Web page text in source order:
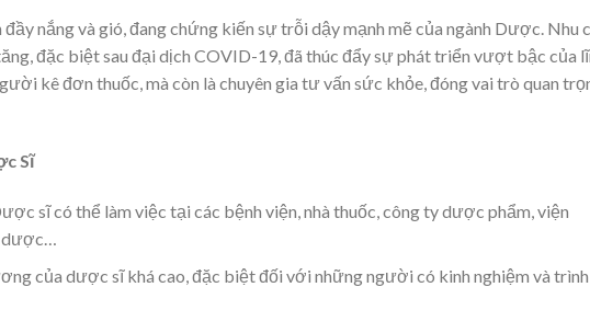
nắng và gió, đang chứng kiến sự trỗi dậy mạnh mẽ của ngành Dược. Nhu
đặc biệt sau đại dịch COVID-19, đã thúc đẩy sự phát triển vượt bậc của
kê đơn thuốc, mà còn là chuyên gia tư vấn sức khỏe, đóng vai trò quan
Sĩ
sĩ có thể làm việc tại các bệnh viện, nhà thuốc, công ty dược phẩm, viện
của dược sĩ khá cao, đặc biệt đối với những người có kinh nghiệm và